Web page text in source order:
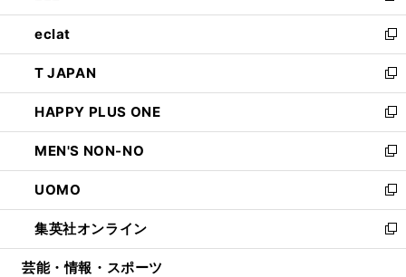
開
く
ウ
で
開
く
ン
ド
ウ
で
開
く
ウ
ィ
ン
ド
ウ
で
開
く
し
い
ウ
ィ
ン
ド
ウ
で
開
く
eclat
新
し
い
ウ
ィ
ン
ド
ウ
で
開
く
T JAPAN
新
し
い
ウ
ィ
ン
ド
ウ
で
開
HAPPY PLUS ONE
新
し
い
ウ
ィ
ン
ド
ウ
MEN'S NON-NO
新
し
い
ウ
ィ
ン
UOMO
新
し
い
ウ
集英社オンライン
新
し
芸能・情報・スポーツ